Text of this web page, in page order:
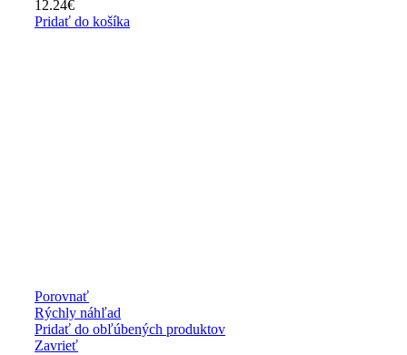
12.24€
Pridať do košíka
Porovnať
Rýchly náhľad
Pridať do obľúbených produktov
Zavrieť